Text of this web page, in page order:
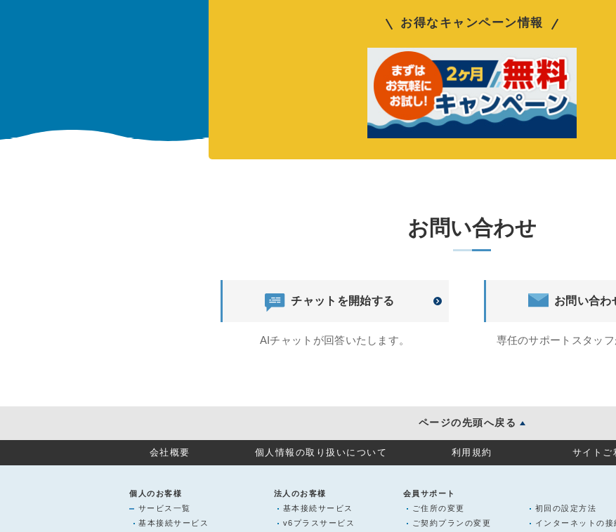
お得なキャンペーン情報
お問い合わせ
チャットを開始する
AIチャットが回答いたします。
お問い合わ
専任のサポートスタッフ
ページの先頭へ戻る
会社概要 個人情報の取り扱いについて 利用規約 サイトご
個人のお客様
サービス一覧
基本接続サービス
法人のお客様
基本接続サービス
v6プラスサービス
会員サポート
ご住所の変更
ご契約プランの変更
初回の設定方法
インターネットの接